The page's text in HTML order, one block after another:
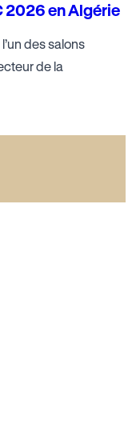
2026 en Algérie
des salons
de la